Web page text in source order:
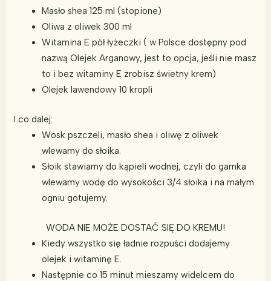
Masło shea 125 ml (stopione)
Oliwa z oliwek 300 ml
Witamina E pół łyżeczki ( w Polsce dostępny pod
nazwą Olejek Arganowy, jest to opcja, jeśli nie masz
to i bez witaminy E zrobisz świetny krem)
Olejek lawendowy 10 kropli
I co dalej:
Wosk pszczeli, masło shea i oliwę z oliwek
wlewamy do słoika.
Słoik stawiamy do kąpieli wodnej, czyli do garnka
wlewamy wodę do wysokości 3/4 słoika i na małym
ogniu gotujemy.
WODA NIE MOŻE DOSTAĆ SIĘ DO KREMU!
Kiedy wszystko się ładnie rozpuści dodajemy
olejek i witaminę E.
Następnie co 15 minut mieszamy widelcem do